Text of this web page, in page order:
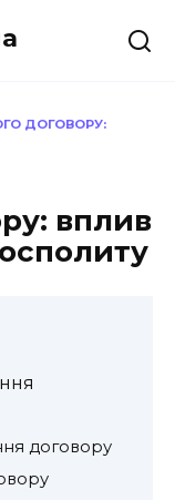
ДОГОВОРУ:
вплив
договору